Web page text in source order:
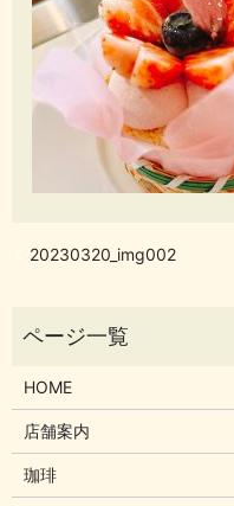
20230320_img002
HOME
店舗案内
珈琲